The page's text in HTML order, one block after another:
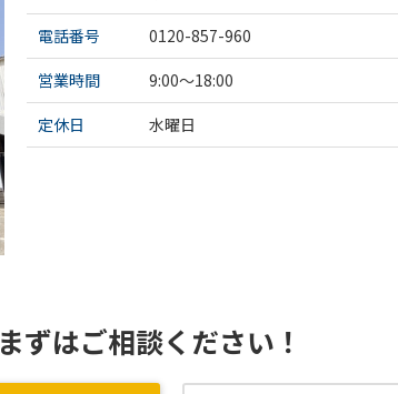
電話番号
0120-857-960
営業時間
9:00～18:00
定休日
水曜日
まずはご相談ください！